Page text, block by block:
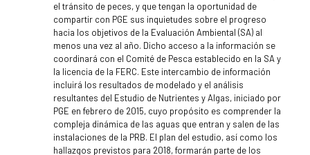
el tránsito de peces, y que tengan la oportunidad de
compartir con PGE sus inquietudes sobre el progreso
hacia los objetivos de la Evaluación Ambiental (SA) al
menos una vez al año. Dicho acceso a la información se
coordinará con el Comité de Pesca establecido en la SA y
la licencia de la FERC. Este intercambio de información
incluirá los resultados de modelado y el análisis
resultantes del Estudio de Nutrientes y Algas, iniciado por
PGE en febrero de 2015, cuyo propósito es comprender la
compleja dinámica de las aguas que entran y salen de las
instalaciones de la PRB. El plan del estudio, así como los
hallazgos previstos para 2018, formarán parte de los